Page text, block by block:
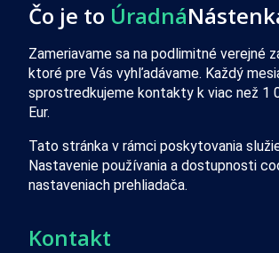
Čo je to Úradná
Zameriavame sa na podlimitné verejné
ktoré pre Vás vyhľadávame. Každý
sprostredkujeme kontakty k viac než 1
Eur.
Tato stránka v rámci poskytovania
Nastavenie používania a dostupnosti
nastaveniach prehliadača.
Kontakt